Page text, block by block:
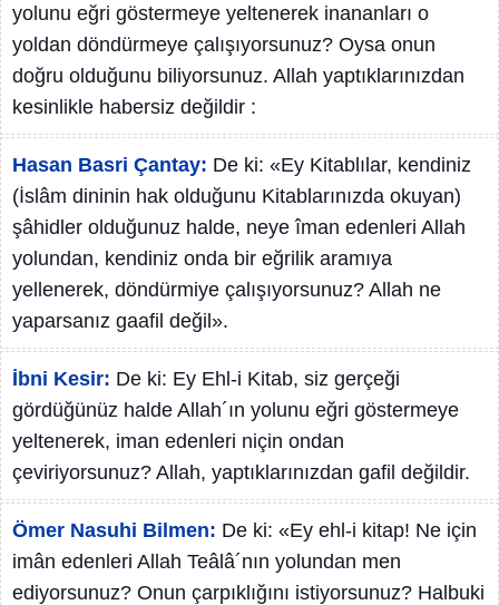
yolunu eğri göstermeye yeltenerek inananları o
yoldan döndürmeye çalışıyorsunuz? Oysa onun
doğru olduğunu biliyorsunuz. Allah yaptıklarınızdan
kesinlikle habersiz değildir :
Hasan Basri Çantay: De ki: «Ey Kitablılar, kendiniz
(İslâm dininin hak olduğunu Kitablarınızda okuyan)
şâhidler olduğunuz halde, neye îman edenleri Allah
yolundan, kendiniz onda bir eğrilik aramıya
yellenerek, döndürmiye çalışıyorsunuz? Allah ne
yaparsanız gaafil değil».
İbni Kesir: De ki: Ey Ehl-i Kitab, siz gerçeği
gördüğünüz halde Allah´ın yolunu eğri göstermeye
yeltenerek, iman edenleri niçin ondan
çeviriyorsunuz? Allah, yaptıklarınızdan gafil değildir.
Ömer Nasuhi Bilmen: De ki: «Ey ehl-i kitap! Ne için
imân edenleri Allah Teâlâ´nın yolundan men
ediyorsunuz? Onun çarpıklığını istiyorsunuz? Halbuki